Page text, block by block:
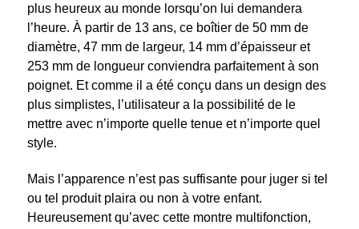
plus heureux au monde lorsqu’on lui demandera
l’heure. À partir de 13 ans, ce boîtier de 50 mm de
diamètre, 47 mm de largeur, 14 mm d’épaisseur et
253 mm de longueur conviendra parfaitement à son
poignet. Et comme il a été conçu dans un design des
plus simplistes, l’utilisateur a la possibilité de le
mettre avec n’importe quelle tenue et n’importe quel
style.
Mais l’apparence n’est pas suffisante pour juger si tel
ou tel produit plaira ou non à votre enfant.
Heureusement qu’avec cette montre multifonction,